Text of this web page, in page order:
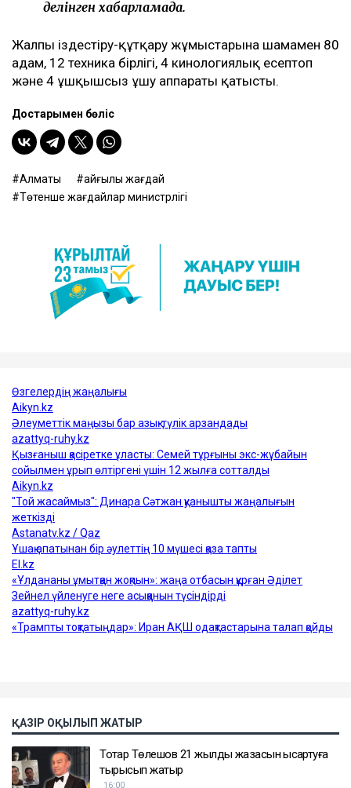
делінген хабарламада.
Жалпы іздестіру-құтқару жұмыстарына шамамен 80
адам, 12 техника бірлігі, 4 кинологиялық есептоп
және 4 ұшқышсыз ұшу аппараты қатысты.
Достарыңмен бөліс
Алматы
қайғылы жағдай
Төтенше жағдайлар министрлігі